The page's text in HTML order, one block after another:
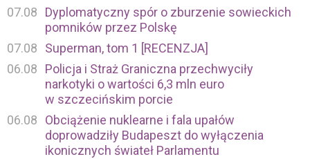
07.08
Dyplomatyczny spór o zburzenie sowieckich
pomników przez Polskę
07.08
Superman, tom 1 [RECENZJA]
06.08
Policja i Straż Graniczna przechwyciły
narkotyki o wartości 6,3 mln euro
w szczecińskim porcie
06.08
Obciążenie nuklearne i fala upałów
doprowadziły Budapeszt do wyłączenia
ikonicznych świateł Parlamentu